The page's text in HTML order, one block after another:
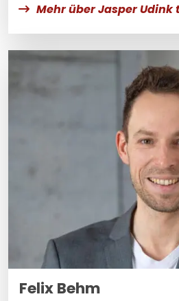
Mehr über Jasper Udink
Felix Behm